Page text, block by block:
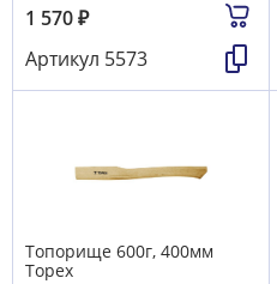
1 570₽
Артикул 5573
Топорище 600г, 400мм
Topex